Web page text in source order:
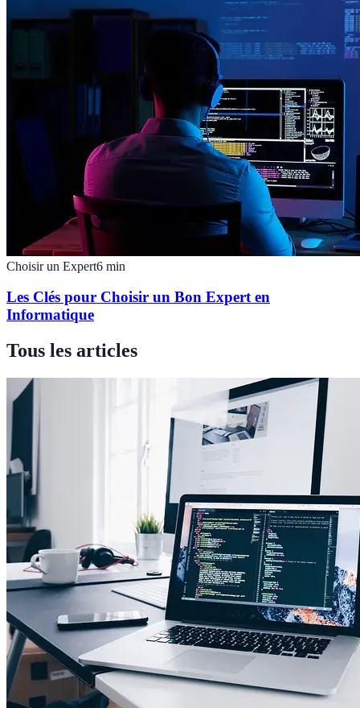
Choisir un Expert6 min
Les Clés pour Choisir un Bon Expert en
Informatique
Tous les articles